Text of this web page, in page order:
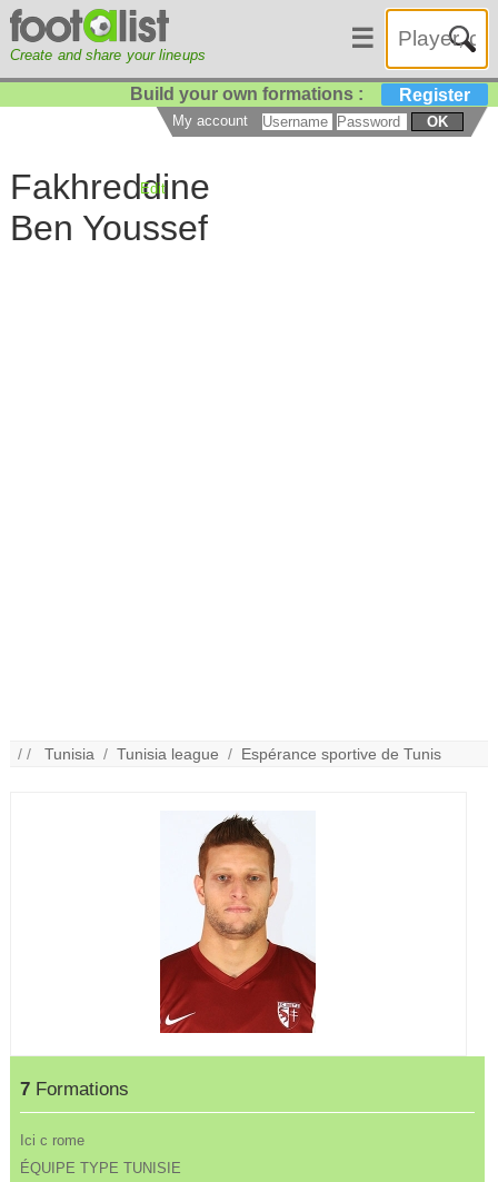
Create and share your lineups
☰
Build your own formations : Register
My account OK
Fakhreddine
Ben Youssef
Edit
/ /Tunisia /Tunisia league / Espérance sportive de Tunis
7 Formations
Ici c rome
ÉQUIPE TYPE TUNISIE